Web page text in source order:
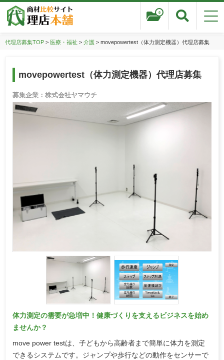
0
代理店募集TOP> 医療・福祉 > 介護> movepowertest（体力測定機器）代理店募集
movepowertest（体力測定機器）代理店募集
募集企業：株式会社ヤマウチ
体力測定の需要が急増中！健康づくりを支えるビジネスを始め
ませんか？
move power testは、子どもから高齢者まで簡単に体力を測定
できるシステムです。ジャンプや歩行などの動作をセンサーで